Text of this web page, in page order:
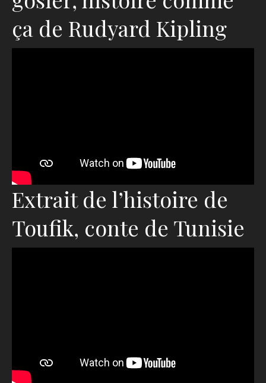
ça de Rudyard Kipling
Extrait de l’histoire de
Toufik, conte de Tunisie